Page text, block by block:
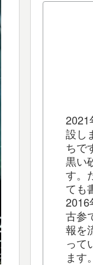
2021
設し
ちで
黒い
す。
ても
2016
古参
報を
って
ます。